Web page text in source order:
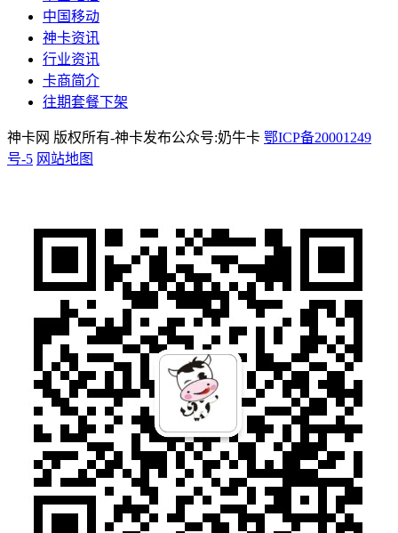
中国移动
神卡资讯
行业资讯
卡商简介
往期套餐下架
神卡网 版权所有-神卡发布公众号:奶牛卡 鄂ICP备20001249
号-5 网站地图